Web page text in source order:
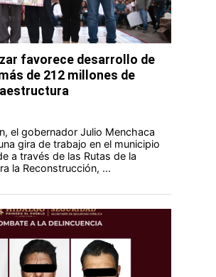
favorece desarrollo de
de 212 millones de
el gobernador Julio Menchaca
gira de trabajo en el municipio
a través de las Rutas de la
la Reconstrucción, ...